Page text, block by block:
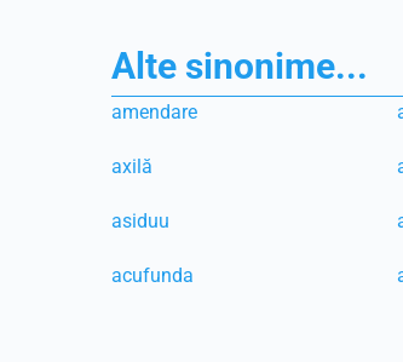
Alte sinonime...
amendare
axilă
asiduu
acufunda